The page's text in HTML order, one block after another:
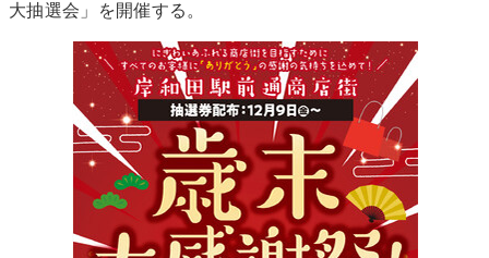
大抽選会」を開催する。